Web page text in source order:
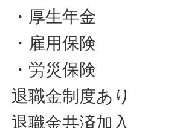
・厚生年金
・雇用保険
・労災保険
退職金制度あり
退職金共済加入